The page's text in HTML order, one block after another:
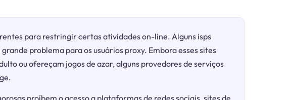
para restringir certas atividades on-line. Alguns isps
problema para os usuários proxy. Embora esses sites
ou ofereçam jogos de azar, alguns provedores de serviços
proíbem o acesso a plataformas de redes sociais, sites de